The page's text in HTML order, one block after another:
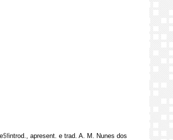
$fintrod., apresent. e trad. A. M. Nunes dos